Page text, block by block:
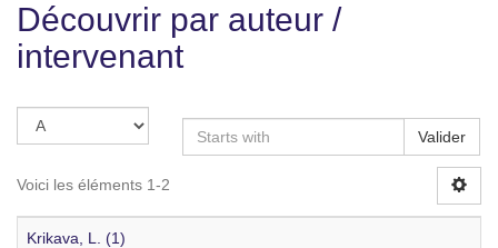
Découvrir par auteur /
intervenant
Valider
Voici les éléments 1-2
Krikava, L. (1)